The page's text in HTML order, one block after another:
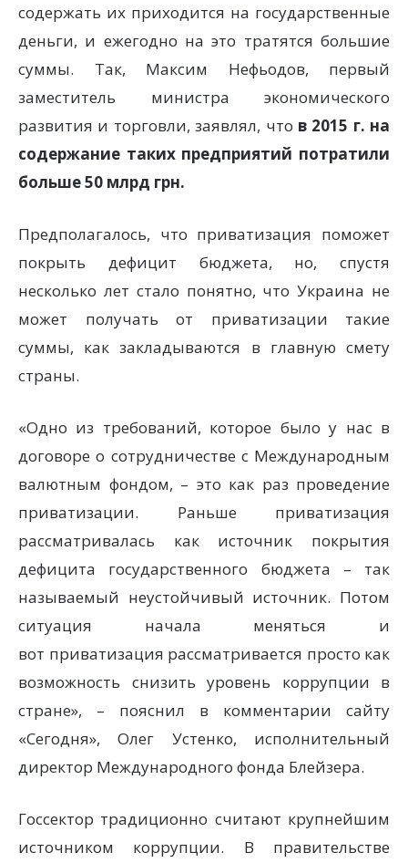
содержать их приходится на государственные
деньги, и ежегодно на это тратятся большие
суммы. Так, Максим Нефьодов, первый
заместитель министра экономического
развития и торговли, заявлял, что в 2015 г. на
содержание таких предприятий потратили
больше 50 млрд грн.
Предполагалось, что приватизация поможет
покрыть дефицит бюджета, но, спустя
несколько лет стало понятно, что Украина не
может получать от приватизации такие
суммы, как закладываются в главную смету
страны.
«Одно из требований, которое было у нас в
договоре о сотрудничестве с Международным
валютным фондом, – это как раз проведение
приватизации. Раньше приватизация
рассматривалась как источник покрытия
дефицита государственного бюджета – так
называемый неустойчивый источник. Потом
ситуация начала меняться и
вот приватизация рассматривается просто как
возможность снизить уровень коррупции в
стране», – пояснил в комментарии сайту
«Сегодня», Олег Устенко, исполнительный
директор Международного фонда Блейзера.
Госсектор традиционно считают крупнейшим
источником коррупции. В правительстве